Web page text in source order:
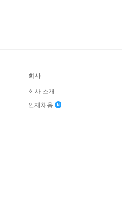
회사
회사 소개
인재채용